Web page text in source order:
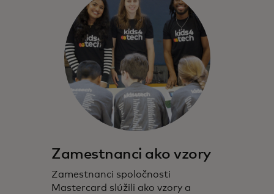
Zamestnanci ako vzory
Zamestnanci spoločnosti
Mastercard slúžili ako vzory a